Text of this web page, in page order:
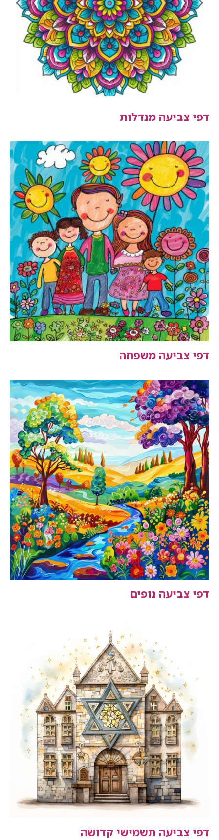
דפי צביעה מנדלות
דפי צביעה משפחה
דפי צביעה נופים
דפי צביעה תשמישי קדושה